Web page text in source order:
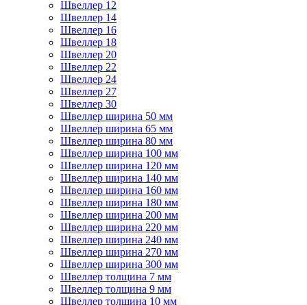
Швеллер 12
Швеллер 14
Швеллер 16
Швеллер 18
Швеллер 20
Швеллер 22
Швеллер 24
Швеллер 27
Швеллер 30
Швеллер ширина 50 мм
Швеллер ширина 65 мм
Швеллер ширина 80 мм
Швеллер ширина 100 мм
Швеллер ширина 120 мм
Швеллер ширина 140 мм
Швеллер ширина 160 мм
Швеллер ширина 180 мм
Швеллер ширина 200 мм
Швеллер ширина 220 мм
Швеллер ширина 240 мм
Швеллер ширина 270 мм
Швеллер ширина 300 мм
Швеллер толщина 7 мм
Швеллер толщина 9 мм
Швеллер толщина 10 мм